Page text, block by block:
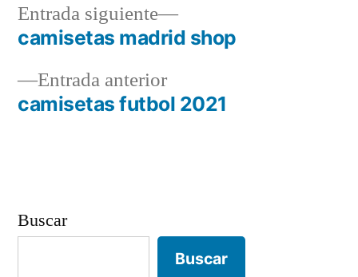
Navegación
deEntrada anteriorEntrada
anterior:
camisetas futbol 2021
Entrada siguiente
Entrada
siguiente:
camisetas madrid shop
Buscar
Buscar